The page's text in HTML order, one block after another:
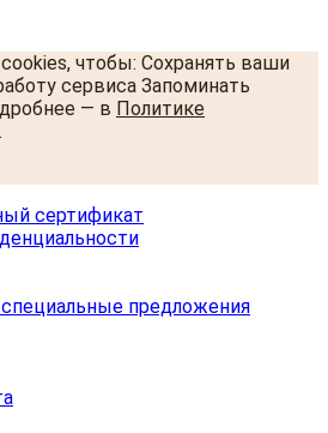
чтобы: Сохранять ваши
сервиса Запоминать
— в Политике
.
сертификат
предложения